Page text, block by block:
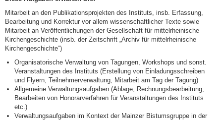
Mitarbeit an den Publikationsprojekten des Instituts, insb. Erfassung,
Bearbeitung und Korrektur vor allem wissenschaftlicher Texte sowie
Mitarbeit an Veröffentlichungen der Gesellschaft für mittelrheinische
Kirchengeschichte (insb. der Zeitschrift „Archiv für mittelrheinische
Kirchengeschichte“)
Organisatorische Verwaltung von Tagungen, Workshops und sonst.
Veranstaltungen des Instituts (Erstellung von Einladungsschreiben
und Flyern, Teilnehmerverwaltung, Mitarbeit am Tag der Tagung)
Allgemeine Verwaltungsaufgaben (Ablage, Rechnungsbearbeitung,
Bearbeiten von Honorarverfahren für Veranstaltungen des Instituts
etc.)
Verwaltungsaufgaben im Kontext der Mainzer Bistumsgruppe in der